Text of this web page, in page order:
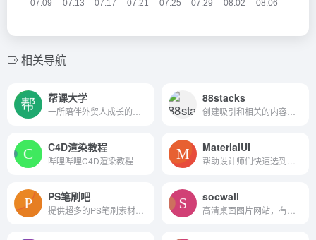
相关导航
帮课大学 88stacks
C4D渲染教程
哔哩哔哩C4D渲染教程
MaterialUI
PS笔刷吧 socwall